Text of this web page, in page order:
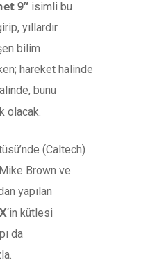
9” isimli bu
yıllardır
bilim
hareket halinde
bunu
olacak.
(Caltech)
Brown ve
yapılan
‘in kütlesi
da